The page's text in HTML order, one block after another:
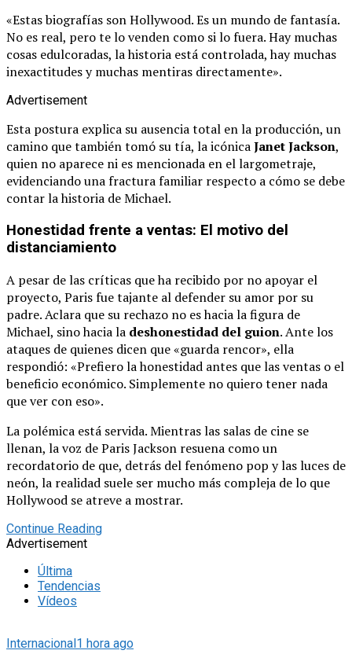
«Estas biografías son Hollywood. Es un mundo de fantasía.
No es real, pero te lo venden como si lo fuera. Hay muchas
cosas edulcoradas, la historia está controlada, hay muchas
inexactitudes y muchas mentiras directamente».
Advertisement
Esta postura explica su ausencia total en la producción, un
camino que también tomó su tía, la icónicaJanet Jackson,
quien no aparece ni es mencionada en el largometraje,
evidenciando una fractura familiar respecto a cómo se debe
contar la historia de Michael.
Honestidad frente a ventas: El motivo del
distanciamiento
A pesar de las críticas que ha recibido por no apoyar el
proyecto, Paris fue tajante al defender su amor por su
padre. Aclara que su rechazo no es hacia la figura de
Michael, sino hacia la deshonestidad del guion. Ante los
ataques de quienes dicen que «guarda rencor», ella
respondió: «Prefiero la honestidad antes que las ventas o el
beneficio económico. Simplemente no quiero tener nada
que ver con eso».
La polémica está servida. Mientras las salas de cine se
llenan, la voz de Paris Jackson resuena como un
recordatorio de que, detrás del fenómeno pop y las luces de
neón, la realidad suele ser mucho más compleja de lo que
Hollywood se atreve a mostrar.
Continue Reading
Advertisement
Última
Tendencias
Vídeos
Internacional1 hora ago